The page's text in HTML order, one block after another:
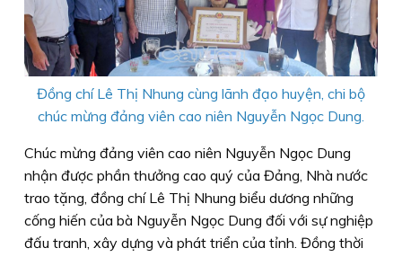
Đồng chí Lê Thị Nhung cùng lãnh đạo huyện, chi bộ
chúc mừng đảng viên cao niên Nguyễn Ngọc Dung.
Chúc mừng đảng viên cao niên Nguyễn Ngọc Dung
nhận được phần thưởng cao quý của Đảng, Nhà nước
trao tặng, đồng chí Lê Thị Nhung biểu dương những
cống hiến của bà Nguyễn Ngọc Dung đối với sự nghiệp
đấu tranh, xây dựng và phát triển của tỉnh. Đồng thời